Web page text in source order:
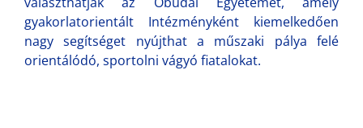
gyakorlatorientált Intézményként kiemelkedően
nagy segítséget nyújthat a műszaki pálya felé
orientálódó, sportolni vágyó fiatalokat.